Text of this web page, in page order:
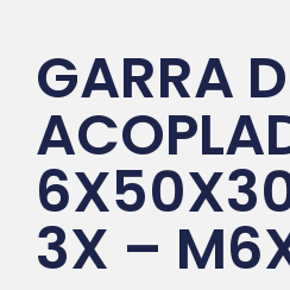
GARRA
3X –